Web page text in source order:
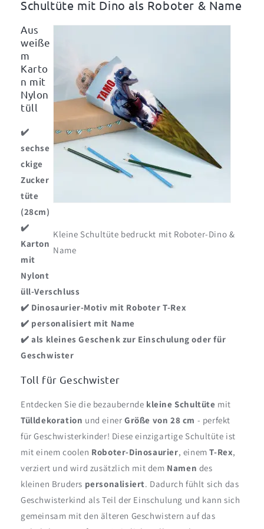
Name,
cm
Name,
28
Schultüte mit Dino als Roboter & Name
Kleine Schultüte bedruckt mit Roboter-Dino &
Name
Aus
weiße
m
Karto
n mit
Nylon
tüll
✔️
sechse
ckige
Zucker
tüte
(28cm)
✔️
Karton
mit
Nylont
üll-Verschluss
✔️ Dinosaurier-Motiv mit Roboter T-Rex
✔️ personalisiert mit Name
✔️ als kleines Geschenk zur Einschulung oder für
Geschwister
Toll für Geschwister
Entdecken Sie die bezaubernde kleine Schultüte mit
Tülldekoration und einerGröße von 28 cm - perfekt
für Geschwisterkinder! Diese einzigartige Schultüte ist
mit einem coolen Roboter-Dinosaurier, einemT-Rex,
verziert und wird zusätzlich mit dem Namen des
kleinen Bruders personalisiert. Dadurch fühlt sich das
Geschwisterkind als Teil der Einschulung und kann sich
gemeinsam mit den älteren Geschwistern auf das